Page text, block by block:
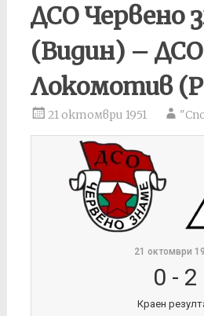
ДСО Червено
(Видин) – ДСО
Локомотив
21 октомври 1951
21 октомври
0 - 2
Краен